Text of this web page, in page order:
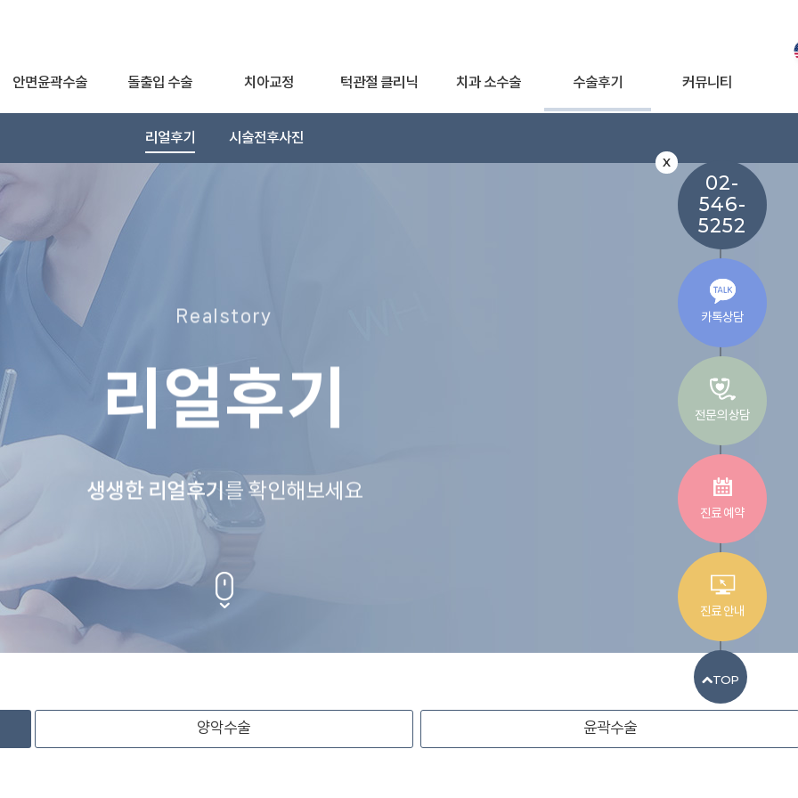
안면윤곽수술 돌출입 수술 치아교정 턱관절 클리닉 치과 소수술 수술후기 커뮤니티
리얼후기 시술전후사진
Realstory
리얼후기
생생한 리얼후기 를 확인해보세요
양악수술 윤곽수술
X
02-
546-
5252
카톡상담
전문의 상담
진료 예약
진료 안내
TOP